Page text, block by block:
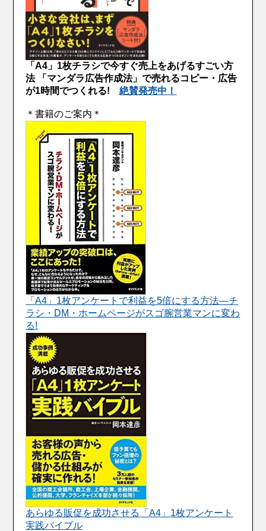
「A4」1枚チラシで今すぐ売上をあげるすごい方
法 「マンダラ広告作成法」で売れるコピー・広告
が1時間でつくれる!
絶賛発売中！
＊書籍のご案内＊
「A4」1枚アンケートで利益を5倍にする方法―チ
ラシ・DM・ホームページがスゴ腕営業マンに変わ
る!
あらゆる販促を成功させる「A4」1枚アンケート
実践バイブル